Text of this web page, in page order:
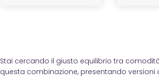
Stai cercando il giusto equilibrio tra
questa combinazione, presentando